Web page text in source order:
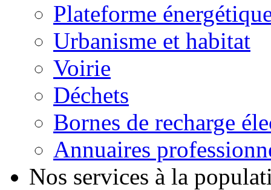
Plateforme
Urbanisme et habitat
Voirie
Déchets
Bornes de recharge
Annuaires
Nos services à la